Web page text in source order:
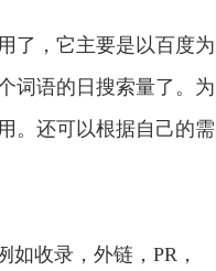
了，它主要是以百度为
词语的日搜索量了。为
。还可以根据自己的需
收录，外链，PR，